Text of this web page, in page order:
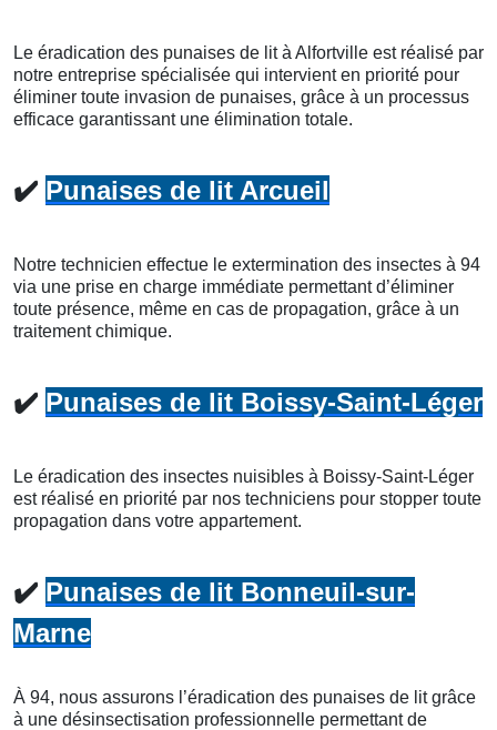
Le éradication des punaises de lit à Alfortville est réalisé par
notre entreprise spécialisée qui intervient en priorité pour
éliminer toute invasion de punaises, grâce à un processus
efficace garantissant une élimination totale.
✔️ Punaises de lit Arcueil
Notre technicien effectue le extermination des insectes à 94
via une prise en charge immédiate permettant d’éliminer
toute présence, même en cas de propagation, grâce à un
traitement chimique.
✔️ Punaises de lit Boissy-Saint-Léger
Le éradication des insectes nuisibles à Boissy-Saint-Léger
est réalisé en priorité par nos techniciens pour stopper toute
propagation dans votre appartement.
✔️ Punaises de lit Bonneuil-sur-
Marne
À 94, nous assurons l’éradication des punaises de lit grâce
à une désinsectisation professionnelle permettant de